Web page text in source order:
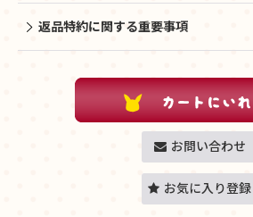
返品特約に関する重要事項
お問い合わせ
お気に入り登録